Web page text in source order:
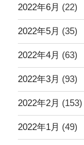
2022年6月 (22)
2022年5月 (35)
2022年4月 (63)
2022年3月 (93)
2022年2月 (153)
2022年1月 (49)